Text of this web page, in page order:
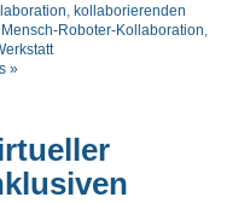
,kollaborierenden
Mensch-Roboter-Kollaboration
»